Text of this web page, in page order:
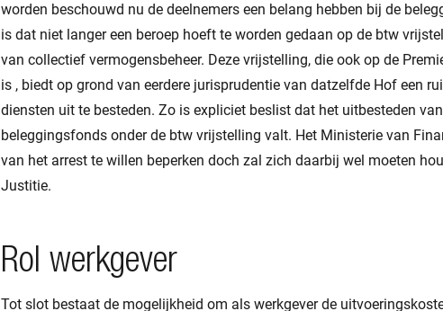
worden beschouwd nu de deelnemers een belang hebben bij de
is dat niet langer een beroep hoeft te worden gedaan op de btw
van collectief vermogensbeheer. Deze vrijstelling, die ook op de
is , biedt op grond van eerdere jurisprudentie van datzelfde Hof een
diensten uit te besteden. Zo is expliciet beslist dat het uitbesteden
beleggingsfonds onder de btw vrijstelling valt. Het Ministerie van
van het arrest te willen beperken doch zal zich daarbij wel moeten
Justitie.
Rol werkgever
Tot slot bestaat de mogelijkheid om als werkgever de